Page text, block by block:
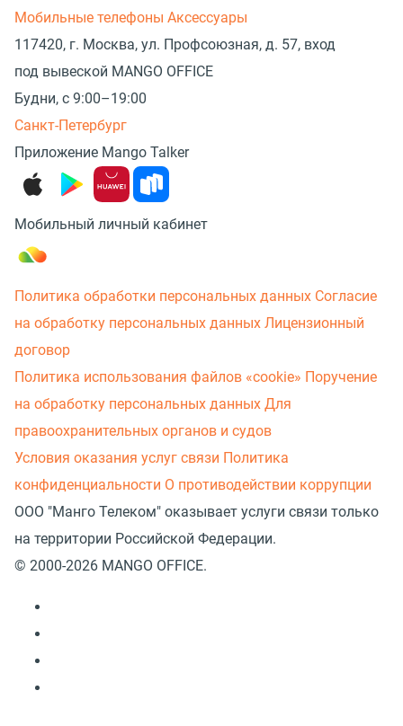
Мобильные телефоны Аксессуары
117420, г. Москва, ул. Профсоюзная, д. 57, вход
под вывеской MANGO OFFICE
Будни, с 9:00–19:00
Санкт-Петербург
Приложение Mango Talker
Мобильный личный кабинет
Политика обработки персональных данных Согласие
на обработку персональных данных Лицензионный
договор
Политика использования файлов «cookie» Поручение
на обработку персональных данных Для
правоохранительных органов и судов
Условия оказания услуг связи Политика
конфиденциальности О противодействии коррупции
ООО "Манго Телеком" оказывает услуги связи только
на территории Российской Федерации.
© 2000-2026 MANGO OFFICE.